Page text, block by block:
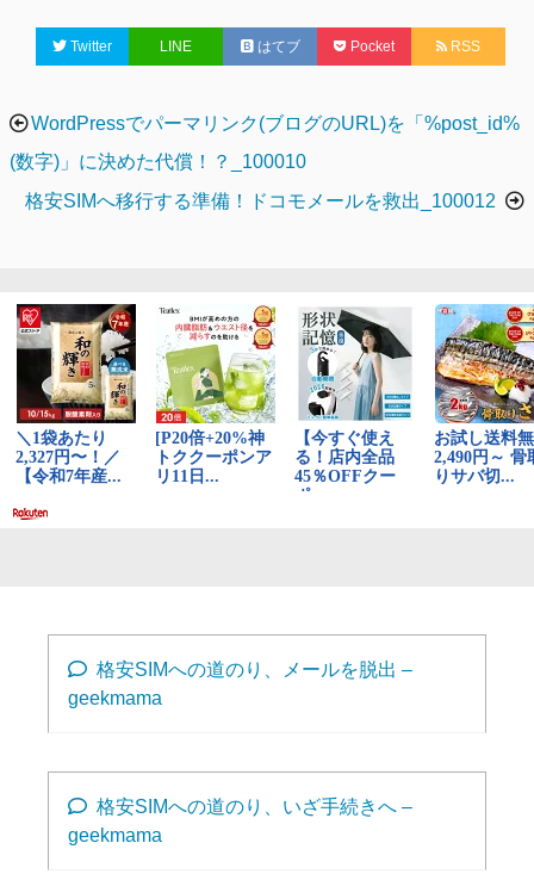
ゴ
リ
グ
Twitter LINE はてブ Pocket RSS
投
稿
ナ
ー
シ
ョ
ン
WordPressでパーマリンク(ブログのURL)を「%post_id%
(数字)」に決めた代償！？_100010
格安SIMへ移行する準備！ドコモメールを救出_100012
格安SIMへの道のり、メールを脱出 –
geekmama
格安SIMへの道のり、いざ手続きへ –
geekmama